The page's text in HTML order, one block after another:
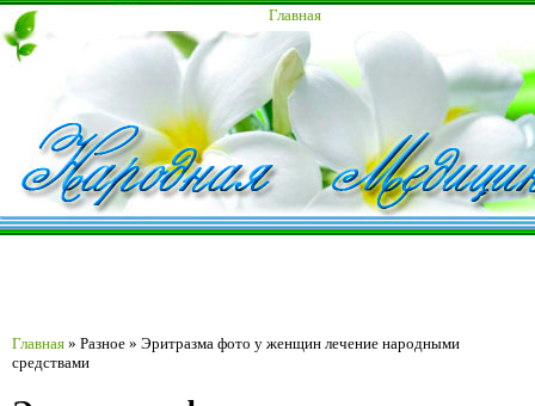
Главная
Главная » Разное » Эритразма фото у женщин лечение народными
средствами